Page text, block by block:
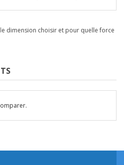
dimension choisir et pour quelle force